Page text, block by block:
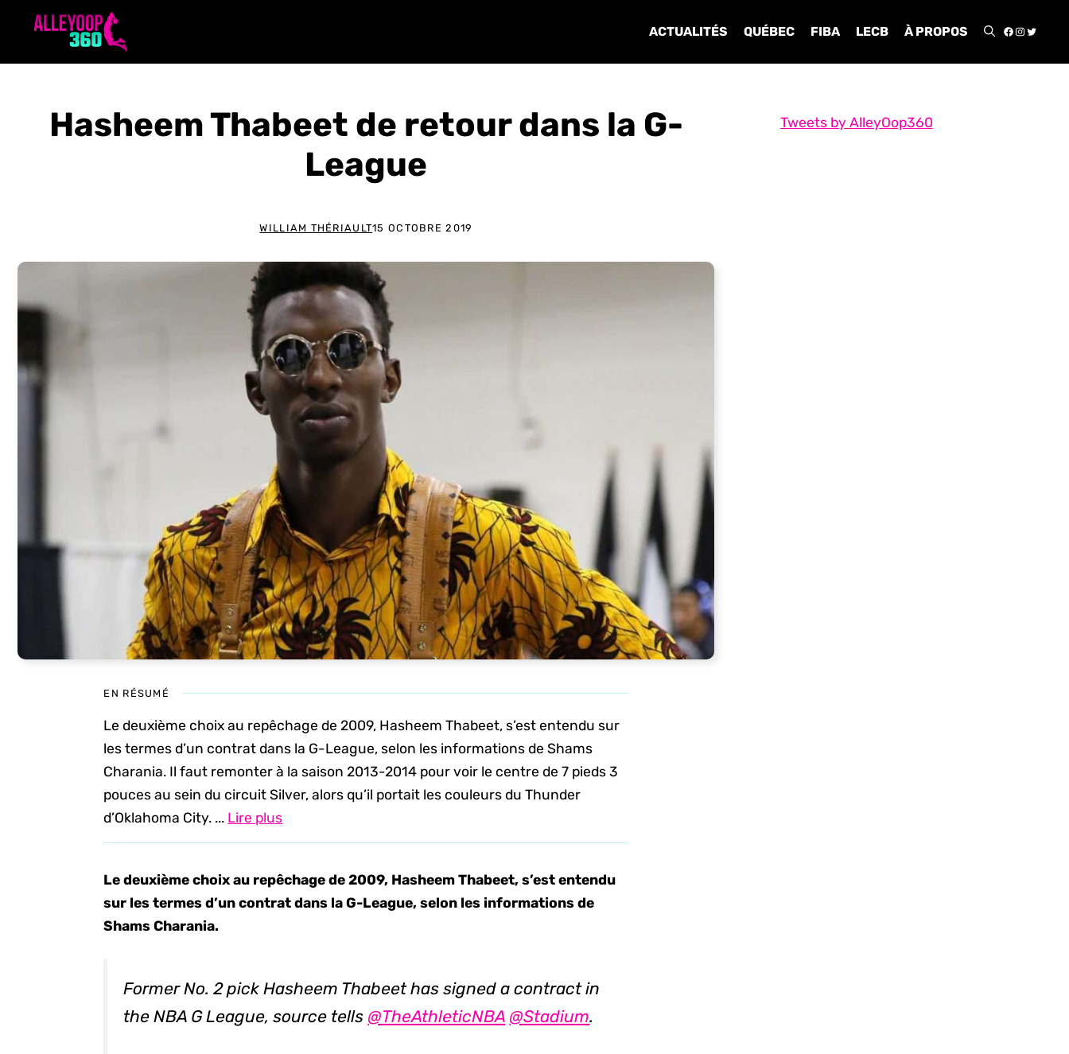
ACTUALITÉS QUÉBEC FIBA LECB À PROPOS
Hasheem Thabeet de retour dans la G-
League
WILLIAM THÉRIAULT15 OCTOBRE 2019
EN RÉSUMÉ
Le deuxième choix au repêchage de 2009, Hasheem Thabeet, s’est entendu sur
les termes d’un contrat dans la G-League, selon les informations de Shams
Charania. Il faut remonter à la saison 2013-2014 pour voir le centre de 7 pieds 3
pouces au sein du circuit Silver, alors qu’il portait les couleurs du Thunder
d’Oklahoma City. ... Lire plus
Le deuxième choix au repêchage de 2009, Hasheem Thabeet, s’est entendu
sur les termes d’un contrat dans la G-League, selon les informations de
Shams Charania.
Former No. 2 pick Hasheem Thabeet has signed a contract in
the NBA G League, source tells @TheAthleticNBA @Stadium.
Tweets by AlleyOop360